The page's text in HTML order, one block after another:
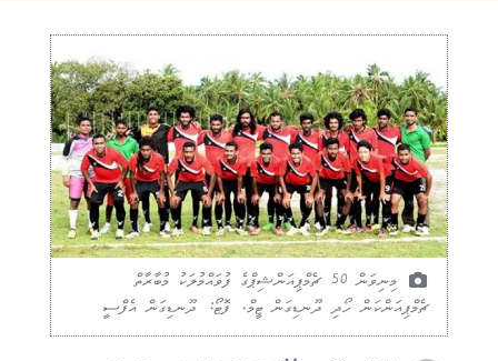
މިނިވަން 50 ޗެމްޕިއަންޝިޕްގެ ފުވައްމުލަކު މުބާރާތް
ޗެމްޕިއަންކަން ހޯދި ދޫނޑިގަން ޓީމް. ފޮޓޯ: ދޫނޑިގަން އެފްސީ